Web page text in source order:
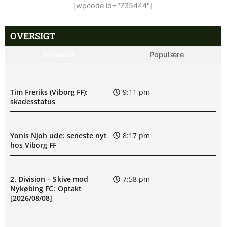
[wpcode id="735444"]
OVERSIGT
Populære
Tim Freriks (Viborg FF):
skadesstatus
9:11 pm
Yonis Njoh ude: seneste nyt
hos Viborg FF
8:17 pm
2. Division – Skive mod
Nykøbing FC: Optakt
[2026/08/08]
7:58 pm